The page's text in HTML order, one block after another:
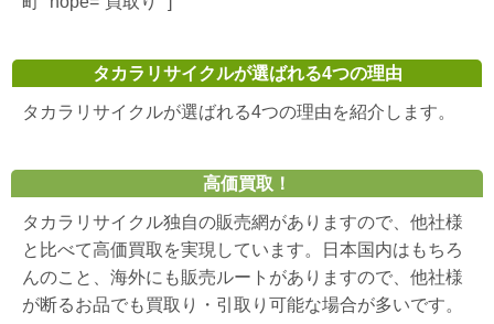
タカラリサイクルが選ばれる4つの理由
タカラリサイクルが選ばれる4つの理由を紹介します。
高価買取！
タカラリサイクル独自の販売網がありますので、他社様
と比べて高価買取を実現しています。日本国内はもちろ
んのこと、海外にも販売ルートがありますので、他社様
が断るお品でも買取り・引取り可能な場合が多いです。